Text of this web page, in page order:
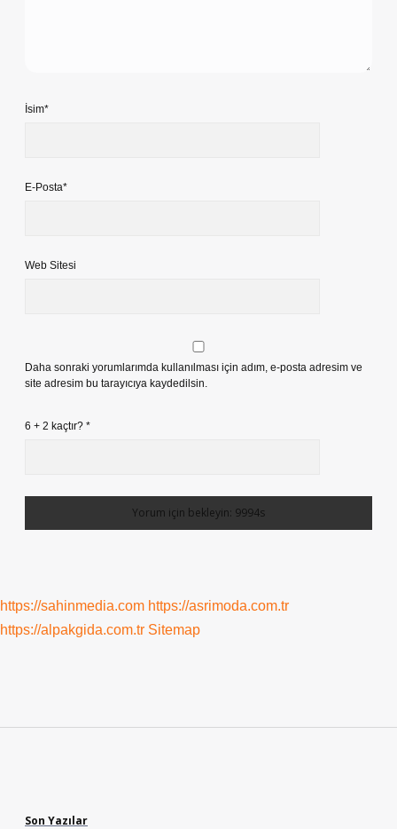
İsim*
E-Posta*
Web Sitesi
Daha sonraki yorumlarımda kullanılması için adım, e-posta adresim ve
site adresim bu tarayıcıya kaydedilsin.
6 + 2 kaçtır? *
https://sahinmedia.com https://asrimoda.com.tr
https://alpakgida.com.tr Sitemap
Son Yazılar